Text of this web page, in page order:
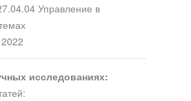
Управление в
исследованиях: